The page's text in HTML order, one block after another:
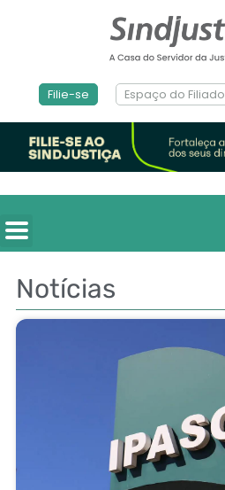
Filie-se Espaço do Filiado
Notícias